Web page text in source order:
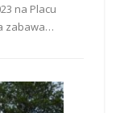
na Placu
zabawa…